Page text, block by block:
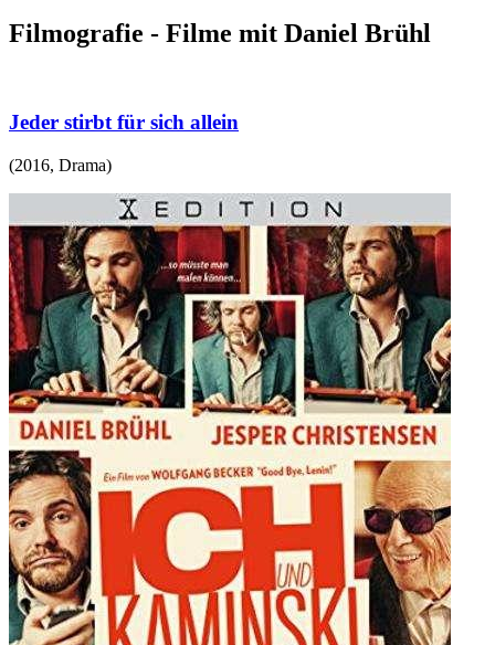
Filmografie - Filme mit Daniel Brühl
Jeder stirbt für sich allein
(2016, Drama)